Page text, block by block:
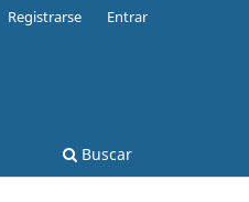
Buscar
Registrarse Entrar